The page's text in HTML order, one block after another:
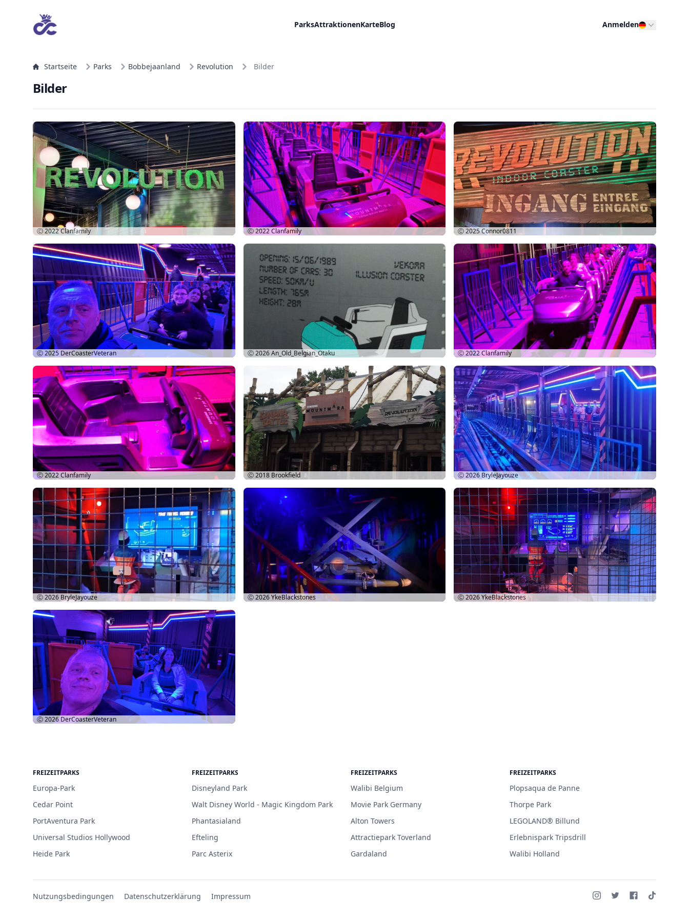
ParksAttraktionenKarteBlog Anmelden
Startseite Parks Bobbejaanland Revolution Bilder
Bilder
Ⓒ 2022Clanfamily Ⓒ 2022Clanfamily Ⓒ 2025Connor0811
Ⓒ 2025 DerCoasterVeteran Ⓒ 2026An_Old_Belgian_Otaku Ⓒ 2022Clanfamily
Ⓒ 2022Clanfamily Ⓒ 2018 Brookfield Ⓒ 2026 BryleJayouze
Ⓒ 2026 BryleJayouze Ⓒ 2026YkeBlackstones Ⓒ 2026YkeBlackstones
Ⓒ 2026DerCoasterVeteran
FREIZEITPARKS
Europa-Park
Cedar Point
PortAventura Park
Universal Studios Hollywood
Heide Park
FREIZEITPARKS
Disneyland Park
Walt Disney World - Magic Kingdom Park
Phantasialand
Efteling
Parc Asterix
FREIZEITPARKS
Walibi Belgium
Movie Park Germany
Alton Towers
Attractiepark Toverland
Gardaland
FREIZEITPARKS
Plopsaqua de Panne
Thorpe Park
LEGOLAND® Billund
Erlebnispark Tripsdrill
Walibi Holland
Nutzungsbedingungen Datenschutzerklärung Impressum